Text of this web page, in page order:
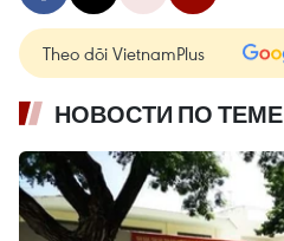
Theo dõi VietnamPlus
НОВОСТИ ПО ТЕМЕ